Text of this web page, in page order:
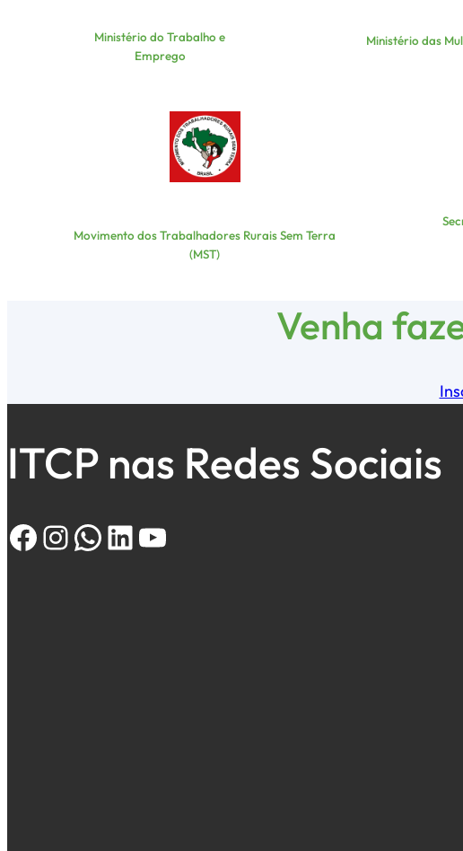
Ministério do Trabalho e
Emprego
Ministério das
Movimento dos Trabalhadores Rurais Sem Terra
(MST)
Venha
ITCP nas Redes Sociais
Facebook Instagram WhatsApp LinkedIn Youtube